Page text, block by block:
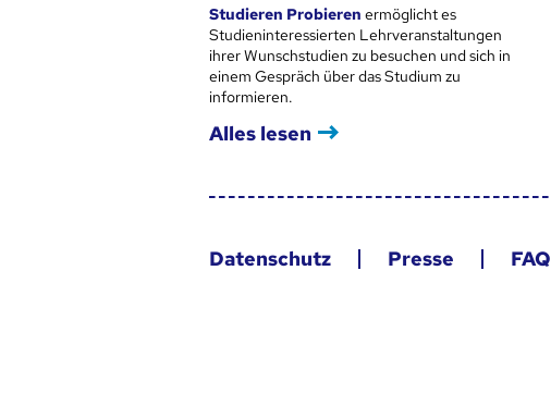
Studieren Probieren ermöglicht es
Studieninteressierten Lehrveranstaltungen
ihrer Wunschstudien zu besuchen und sich in
einem Gespräch über das Studium zu
informieren.
Alles lesen
Datenschutz Presse FAQ